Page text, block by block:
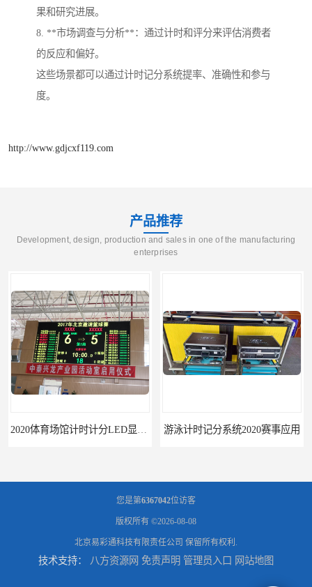
果和研究进展。
8. **市场调查与分析**：通过计时和评分来评估消费者
的反应和偏好。
这些场景都可以通过计时记分系统提率、准确性和参与
度。
http://www.gdjcxf119.com
产品推荐
Development, design, production and sales in one of the manufacturing
enterprises
2020体育场馆计时计分LED显示要求 游泳计时记分系统2020赛事应用
您是第6367042位访客
版权所有 ©2026-08-08
北京易彩通科技有限责任公司 保留所有权利.
技术支持： 八方资源网 免责声明 管理员入口 网站地图